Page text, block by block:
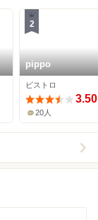
2
pippo
ビストロ
3.50
20人